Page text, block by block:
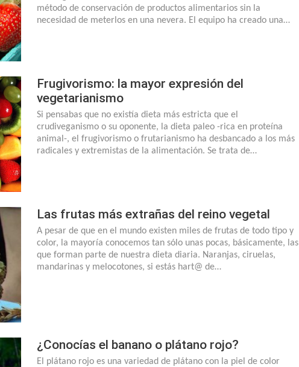
método de conservación de productos alimentarios sin la
necesidad de meterlos en una nevera. El equipo ha creado una…
Frugivorismo: la mayor expresión del
vegetarianismo
Si pensabas que no existía dieta más estricta que el
crudiveganismo o su oponente, la dieta paleo -rica en proteína
animal-, el frugivorismo o frutarianismo ha desbancado a los más
radicales y extremistas de la alimentación. Se trata de…
Las frutas más extrañas del reino vegetal
A pesar de que en el mundo existen miles de frutas de todo tipo y
color, la mayoría conocemos tan sólo unas pocas, básicamente, las
que forman parte de nuestra dieta diaria. Naranjas, ciruelas,
mandarinas y melocotones, si estás hart@ de…
¿Conocías el banano o plátano rojo?
El plátano rojo es una variedad de plátano con la piel de color